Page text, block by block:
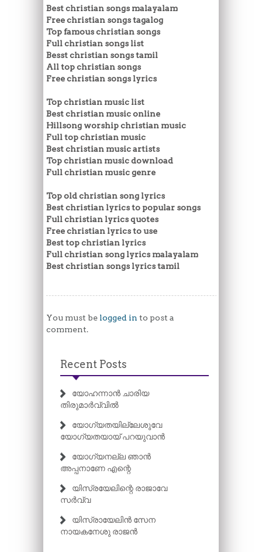
Best christian songs malayalam
Free christian songs tagalog
Top famous christian songs
Full christian songs list
Besst christian songs tamil
All top christian songs
Free christian songs lyrics
Top christian music list
Best christian music online
Hillsong worship christian music
Full top christian music
Best christian music artists
Top christian music download
Full christian music genre
Top old christian song lyrics
Best christian lyrics to popular songs
Full christian lyrics quotes
Free christian lyrics to use
Best top christian lyrics
Full christian song lyrics malayalam
Best christian songs lyrics tamil
You must be logged in to post a
comment.
Recent Posts
യോഹന്നാൻ ചാരിയ
തിരുമാർവ്വിൽ
യോഗ്യതയില്ലേശുവേ
യോഗ്യതയായ് പറയുവാൻ
യോഗ്യനല്ല ഞാൻ
അപ്പനാണേ എന്റെ
യിസ്രയേലിന്റെ രാജാവേ
സർവ്വ
യിസ്രായേലിൻ സേന
നായകനേശു രാജൻ